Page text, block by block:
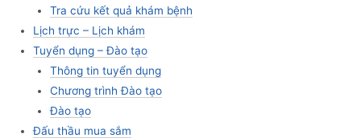
Tra cứu kết quả khám bệnh
Lịch trực – Lịch khám
Tuyển dụng – Đào tạo
Thông tin tuyển dụng
Chương trình Đào tạo
Đào tạo
Đấu thầu mua sắm